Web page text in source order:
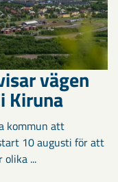
vägen
Kiruna
kommun att
10 augusti för att
...